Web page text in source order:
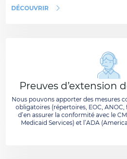
DÉCOUVRIR
Preuves d’extension
Nous pouvons apporter des mesures
obligatoires (répertoires, EOC,
d’en assurer la conformité avec le
Medicaid Services) et l’ADA